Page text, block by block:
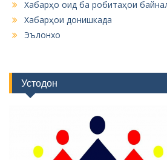
Хабарҳо оид ба робитаҳои
Хабарҳои донишкада
Эълонхо
Устодон